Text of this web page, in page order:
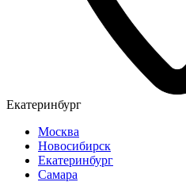
Екатеринбург
Москва
Новосибирск
Екатеринбург
Самара